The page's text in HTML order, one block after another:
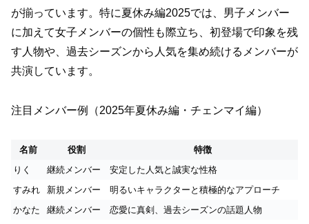
が揃っています。特に夏休み編2025では、男子メンバー
に加えて女子メンバーの個性も際立ち、初登場で印象を残
す人物や、過去シーズンから人気を集め続けるメンバーが
共演しています。
注目メンバー例（2025年夏休み編・チェンマイ編）
名前 役割
特徴
りく
継続メンバー
安定した人気と誠実な性格
すみれ
新規メンバー
明るいキャラクターと積極的なアプローチ
かなた
継続メンバー
恋愛に真剣、過去シーズンの話題人物